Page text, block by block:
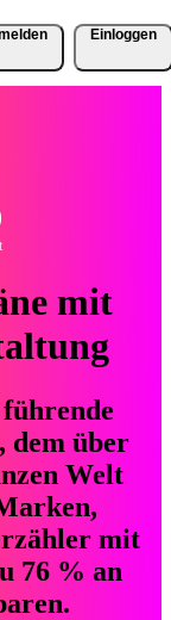
Einloggen
mit
dem über
Welt
mit
76 % an